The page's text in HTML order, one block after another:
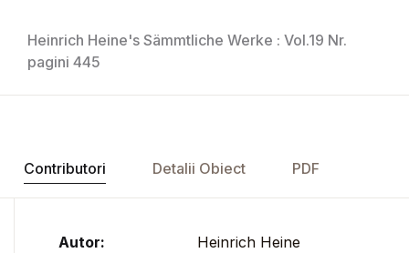
Heinrich Heine's Sämmtliche Werke : Vol.19 Nr.
pagini 445
Contributori Detalii Obiect PDF
Autor: Heinrich Heine